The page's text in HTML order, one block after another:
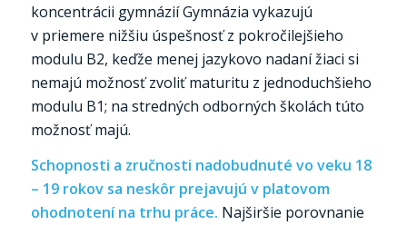
koncentrácii gymnázií Gymnázia vykazujú
v priemere nižšiu úspešnosť z pokročilejšieho
modulu B2, keďže menej jazykovo nadaní žiaci si
nemajú možnosť zvoliť maturitu z jednoduchšieho
modulu B1; na stredných odborných školách túto
možnosť majú.
Schopnosti a zručnosti nadobudnuté vo veku 18
– 19 rokov sa neskôr prejavujú v platovom
ohodnotení na trhu práce. Najširšie porovnanie